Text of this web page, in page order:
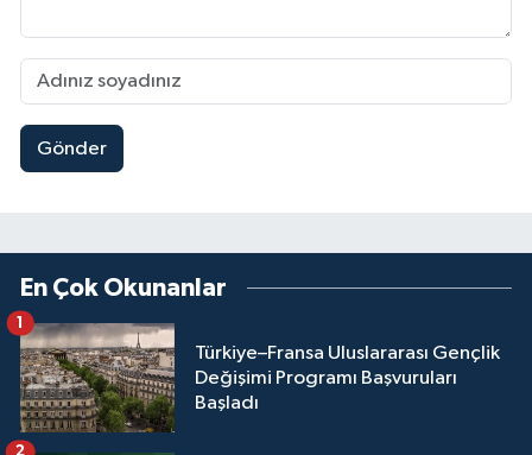
Gönder
En Çok Okunanlar
Türkiye–Fransa Uluslararası Gençlik
Değişimi Programı Başvuruları
Başladı
1